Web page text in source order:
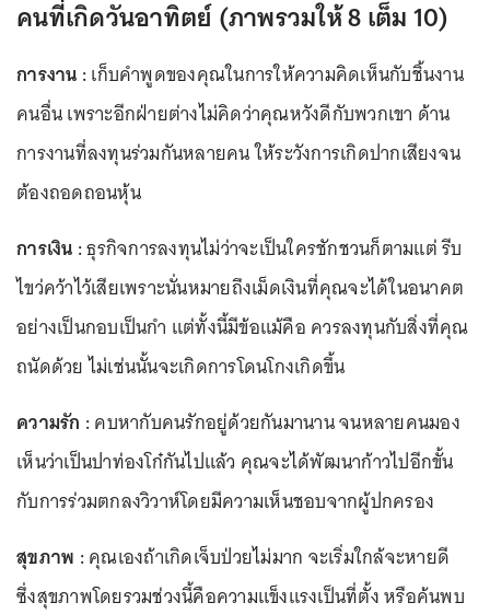
คนที่เกิดวันอาทิตย์ (ภาพรวมให้ 8 เต็ม 10)
การงาน :เก็บคำพูดของคุณในการให้ความคิดเห็นกับชิ้นงาน
คนอื่น เพราะอีกฝ่ายต่างไม่คิดว่าคุณหวังดีกับพวกเขา ด้าน
การงานที่ลงทุนร่วมกันหลายคน ให้ระวังการเกิดปากเสียงจน
ต้องถอดถอนหุ้น
การเงิน :ธุรกิจการลงทุนไม่ว่าจะเป็นใครชักชวนก็ตามแต่ รีบ
ไขว่คว้าไว้เสียเพราะนั่นหมายถึงเม็ดเงินที่คุณจะได้ในอนาคต
อย่างเป็นกอบเป็นกำ แต่ทั้งนี้มีข้อแม้คือ ควรลงทุนกับสิ่งที่คุณ
ถนัดด้วย ไม่เช่นนั้นจะเกิดการโดนโกงเกิดขึ้น
ความรัก :คบหากับคนรักอยู่ด้วยกันมานาน จนหลายคนมอง
เห็นว่าเป็นปาท่องโก๋กันไปแล้ว คุณจะได้พัฒนาก้าวไปอีกขั้น
กับการร่วมตกลงวิวาห์โดยมีความเห็นชอบจากผู้ปกครอง
สุขภาพ :คุณเองถ้าเกิดเจ็บป่วยไม่มาก จะเริ่มใกล้จะหายดี
ซึ่งสุขภาพโดยรวมช่วงนี้คือความแข็งแรงเป็นที่ตั้ง หรือค้นพบ